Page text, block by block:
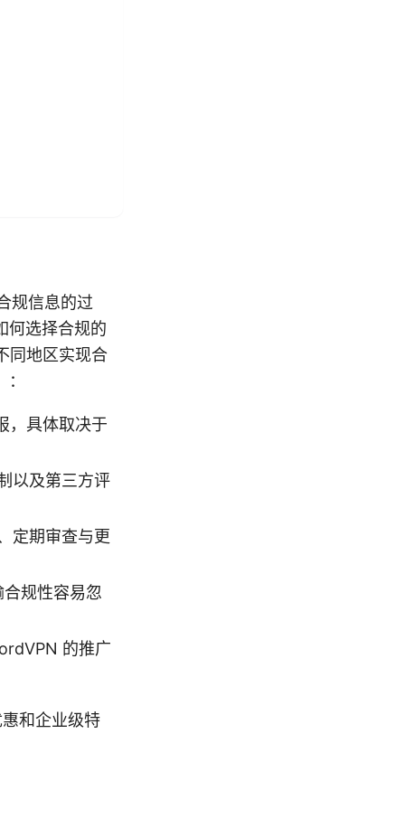
规信息的过
何选择合规的
同地区实现合
，具体取决于
以及第三方评
定期审查与更
规性容易忽
的推广
和企业级特